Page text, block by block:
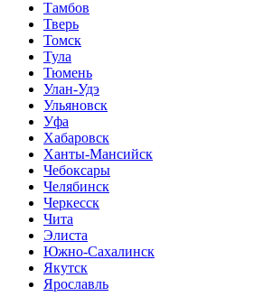
Тамбов
Тверь
Томск
Тула
Тюмень
Улан-Удэ
Ульяновск
Уфа
Хабаровск
Ханты-Мансийск
Чебоксары
Челябинск
Черкесск
Чита
Элиста
Южно-Сахалинск
Якутск
Ярославль